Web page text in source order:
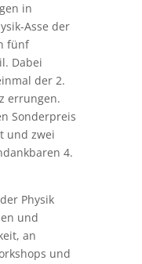
in
Asse der
fünf
Dabei
der 2.
errungen.
Sonderpreis
und zwei
4.
Physik
und
an
und